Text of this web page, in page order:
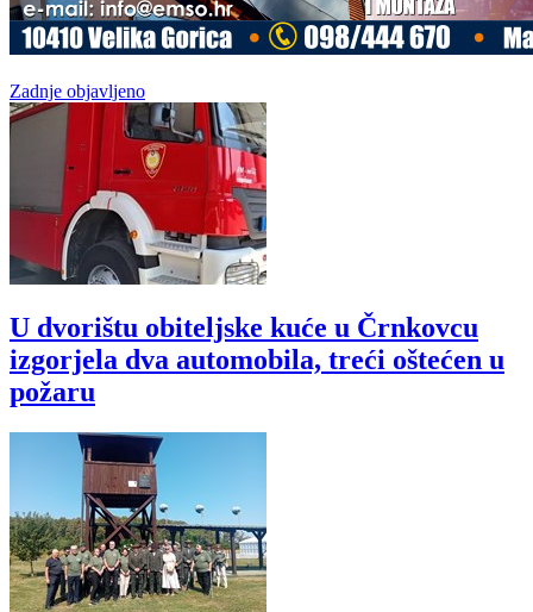
Zadnje objavljeno
U dvorištu obiteljske kuće u Črnkovcu
izgorjela dva automobila, treći oštećen u
požaru